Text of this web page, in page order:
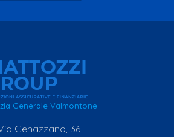
Generale Valmontone
Genazzano, 36